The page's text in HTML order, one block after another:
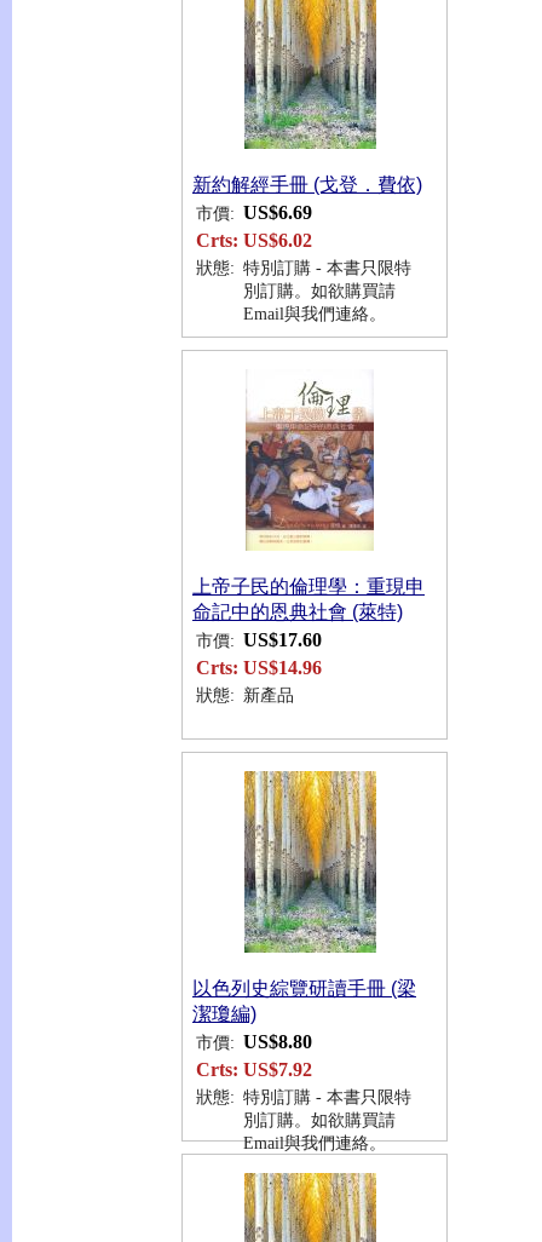
新約解經手冊 (戈登．費依)
市價: US$6.69
Crts: US$6.02
狀態: 特別訂購 - 本書只限特
別訂購。如欲購買請
Email與我們連絡。
上帝子民的倫理學：重現申
命記中的恩典社會 (萊特)
市價: US$17.60
Crts: US$14.96
狀態: 新產品
以色列史綜覽研讀手冊 (梁
潔瓊編)
市價: US$8.80
Crts: US$7.92
狀態: 特別訂購 - 本書只限特
別訂購。如欲購買請
Email與我們連絡。